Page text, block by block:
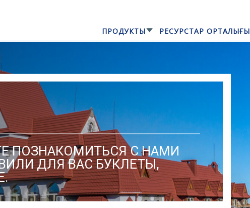
ПРОДУКТЫ РЕСУРСТАР ОРТАЛЫҒЫ
ПОЗНАКОМИТЬСЯ С НАМИ
ДЛЯ ВАС БУКЛЕТЫ,